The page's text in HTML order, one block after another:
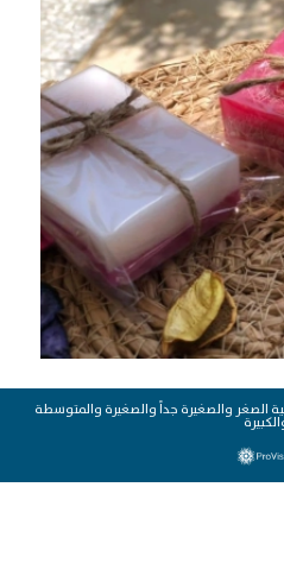
الصغر والصغيرة جداً والصغيرة والمتوسطة